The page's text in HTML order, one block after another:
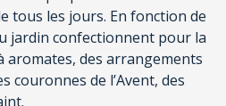
tous les jours. En fonction de
jardin confectionnent pour la
aromates, des arrangements
couronnes de l’Avent, des